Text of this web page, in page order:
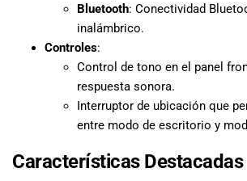
Bluetooth: Conectividad
inalámbrico.
Controles:
Control de tono en el panel
respuesta sonora.
Interruptor de ubicación que
entre modo de escritorio y
Características Destacadas